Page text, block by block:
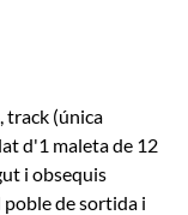
track (única
d'1 maleta de 12
i obsequis
de sortida i